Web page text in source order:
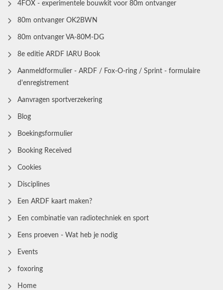
4FOX - experimentele bouwkit voor 80m ontvanger
80m ontvanger OK2BWN
80m ontvanger VA-80M-DG
8e editie ARDF IARU Book
Aanmeldformulier - ARDF / Fox-O-ring / Sprint - formulaire
d'enregistrement
Aanvragen sportverzekering
Blog
Boekingsformulier
Booking Received
Cookies
Disciplines
Een ARDF kaart maken?
Een combinatie van radiotechniek en sport
Eens proeven - Wat heb je nodig
Events
foxoring
Home